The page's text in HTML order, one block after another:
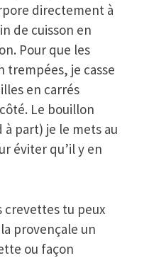
directement à
de cuisson en
Pour que les
trempées, je casse
en carrés
Le bouillon
part) je le mets au
éviter qu’il y en
crevettes tu peux
provençale un
ou façon